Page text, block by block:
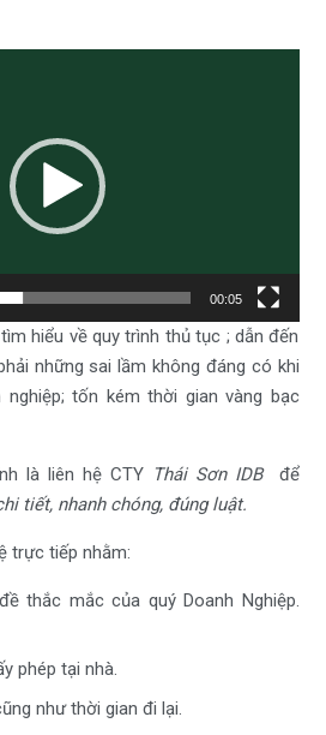
00:05
hiểu về quy trình thủ tục ; dẫn đến
những sai lầm không đáng có khi
nghiệp; tốn kém thời gian vàng bạc
là liên hệ CTY Thái Sơn IDBđể
tiết, nhanh chóng, đúng luật.
trực tiếp nhằm:
thắc mắc của quý Doanh Nghiệp.
phép tại nhà.
như thời gian đi lại.